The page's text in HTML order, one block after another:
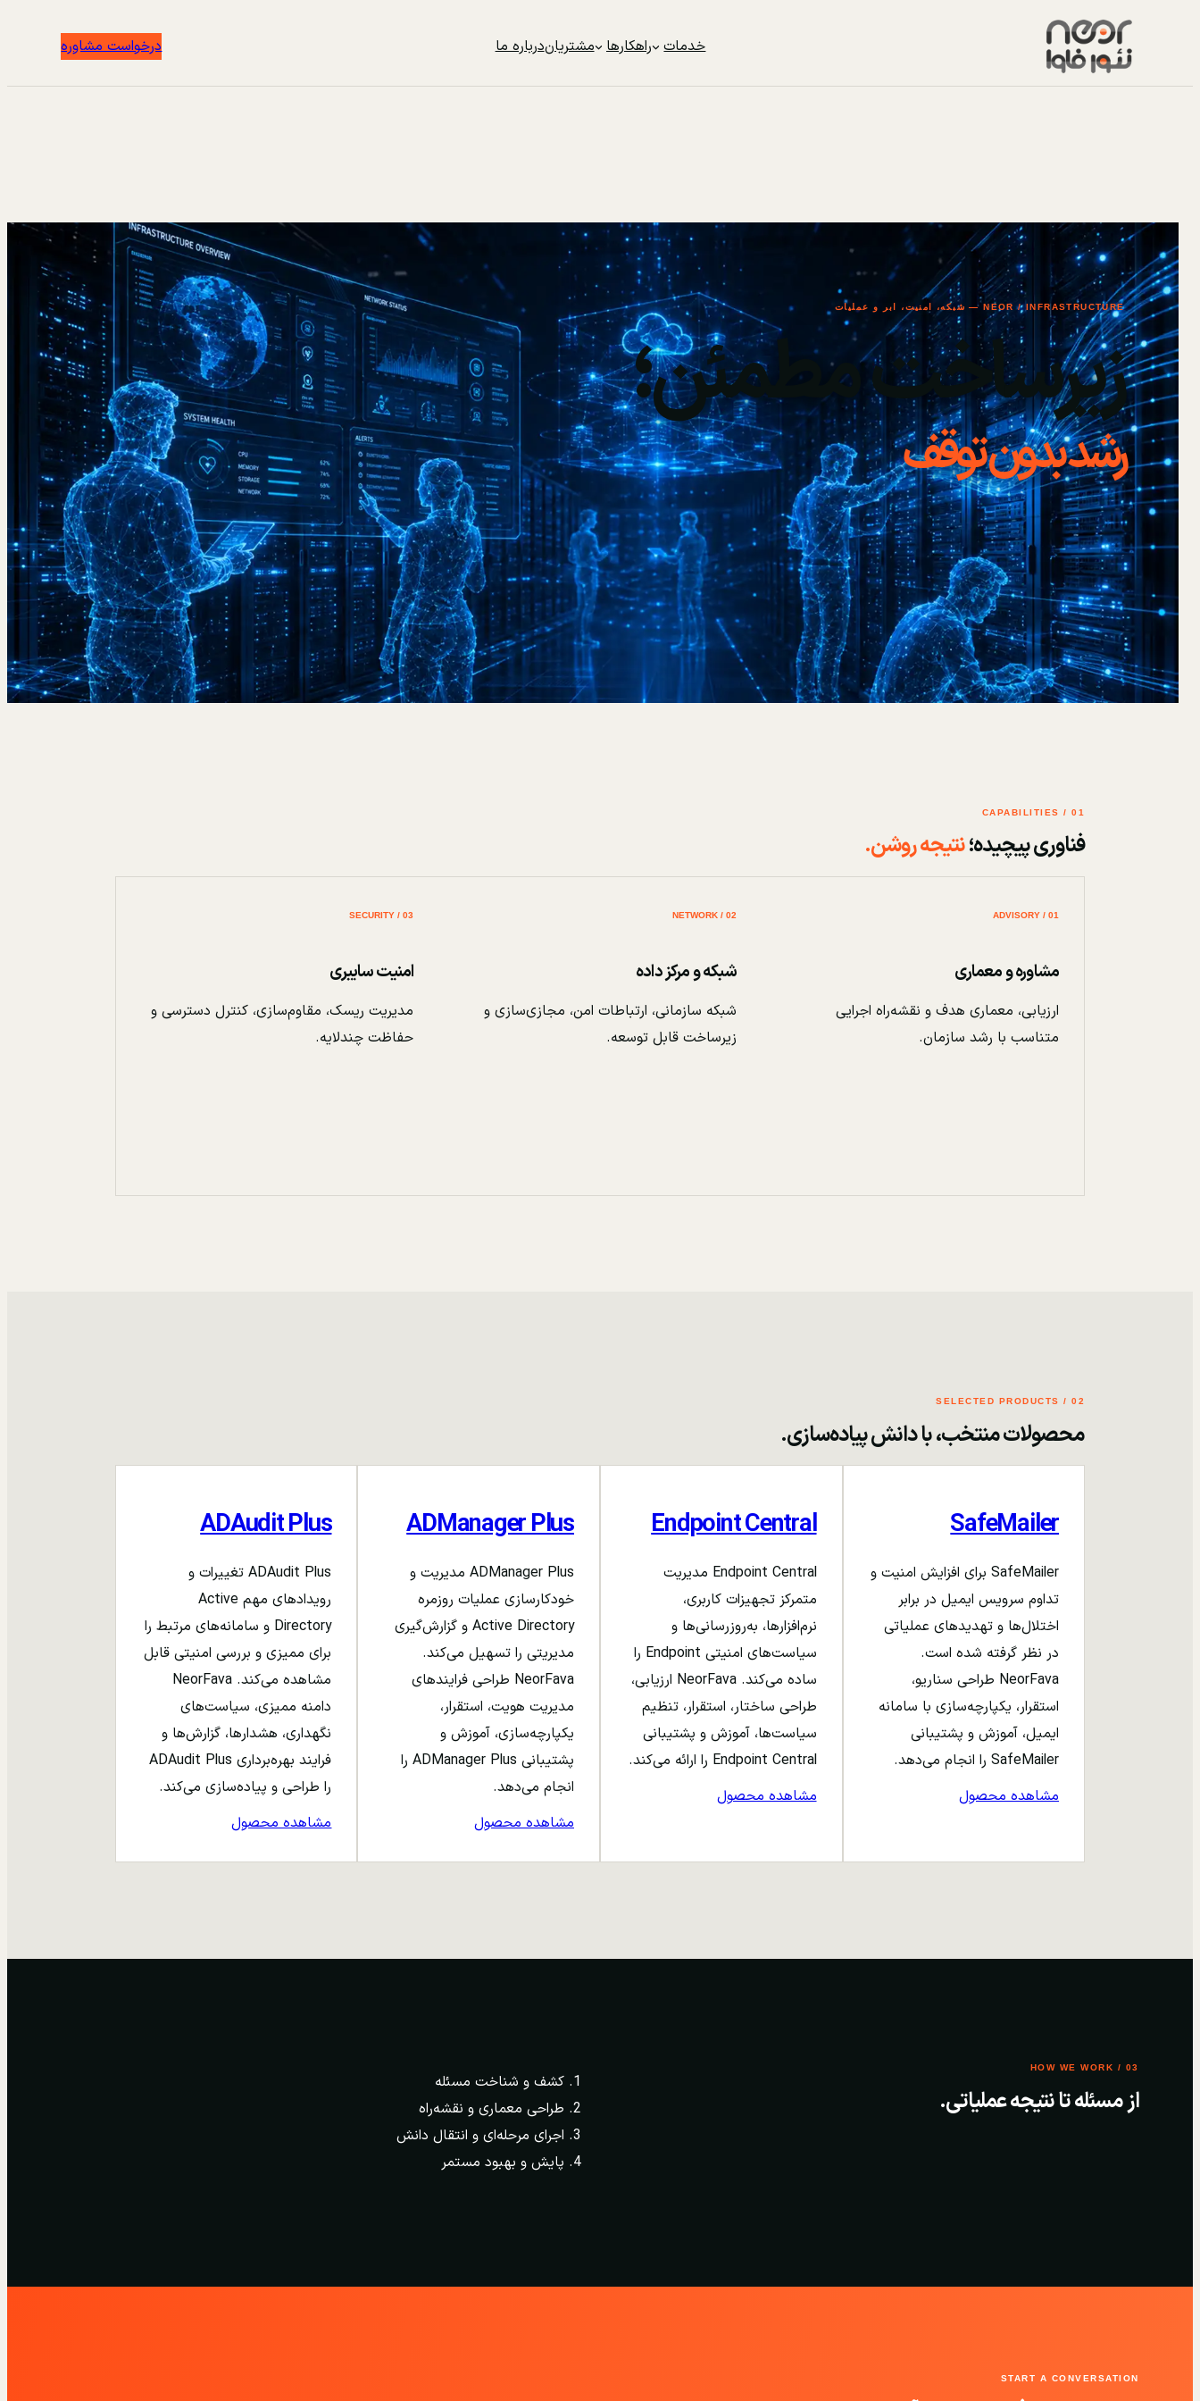
خدمات راهکارها مشتریاندرباره ما درخواست مشاوره
NEOR / INFRASTRUCTURE — شبکه، امنیت، ابر و عملیات
زیرساخت مطمئن؛
رشد بدون توقف
01 / CAPABILITIES
فناوری پیچیده؛نتیجه روشن.
01 / ADVISORY
مشاوره و معماری
ارزیابی، معماری هدف و نقشه‌راه اجرایی
متناسب با رشد سازمان.
02 / NETWORK
شبکه و مرکز داده
شبکه سازمانی، ارتباطات امن، مجازی‌سازی و
زیرساخت قابل توسعه.
03 / SECURITY
امنیت سایبری
مدیریت ریسک، مقاوم‌سازی، کنترل دسترسی و
حفاظت چندلایه.
02 / SELECTED PRODUCTS
محصولات منتخب، با دانش پیاده‌سازی.
SafeMailer
SafeMailer برای افزایش امنیت و
تداوم سرویس ایمیل در برابر
اختلال‌ها و تهدیدهای عملیاتی
در نظر گرفته شده است.
NeorFava طراحی سناریو،
استقرار، یکپارچه‌سازی با سامانه
ایمیل، آموزش و پشتیبانی
SafeMailer را انجام می‌دهد.
مشاهده محصول
Endpoint Central
Endpoint Central مدیریت
متمرکز تجهیزات کاربری،
نرم‌افزارها، به‌روزرسانی‌ها و
سیاست‌های امنیتی Endpoint را
ساده می‌کند. NeorFava ارزیابی،
طراحی ساختار، استقرار، تنظیم
سیاست‌ها، آموزش و پشتیبانی
Endpoint Central را ارائه می‌کند.
مشاهده محصول
ADManager Plus
ADManager Plus مدیریت و
خودکارسازی عملیات روزمره
Active Directory و گزارش‌گیری
مدیریتی را تسهیل می‌کند.
NeorFava طراحی فرایندهای
مدیریت هویت، استقرار،
یکپارچه‌سازی، آموزش و
پشتیبانی ADManager Plus را
انجام می‌دهد.
مشاهده محصول
ADAudit Plus
ADAudit Plus تغییرات و
رویدادهای مهم Active
Directory و سامانه‌های مرتبط را
برای ممیزی و بررسی امنیتی قابل
مشاهده می‌کند. NeorFava
دامنه ممیزی، سیاست‌های
نگهداری، هشدارها، گزارش‌ها و
فرایند بهره‌برداری ADAudit Plus
را طراحی و پیاده‌سازی می‌کند.
مشاهده محصول
03 / HOW WE WORK
از مسئله تا نتیجه عملیاتی.
کشف و شناخت مسئله
طراحی معماری و نقشه‌راه
اجرای مرحله‌ای و انتقال دانش
پایش و بهبود مستمر
START A CONVERSATION